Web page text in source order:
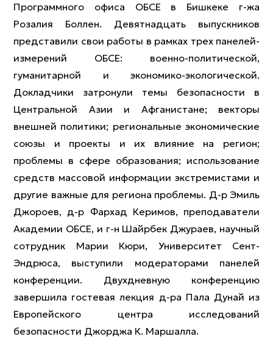
Программного офиса ОБСЕ в Бишкеке г-жа
Розалия Боллен. Девятнадцать выпускников
представили свои работы в рамках трех панелей-
измерений ОБСЕ: военно-политической,
гуманитарной и экономико-экологической.
Докладчики затронули темы безопасности в
Центральной Азии и Афганистане; векторы
внешней политики; региональные экономические
союзы и проекты и их влияние на регион;
проблемы в сфере образования; использование
средств массовой информации экстремистами и
другие важные для региона проблемы. Д-р Эмиль
Джороев, д-р Фархад Керимов, преподаватели
Академии ОБСЕ, и г-н Шайрбек Джураев, научный
сотрудник Марии Кюри, Университет Сент-
Эндрюса, выступили модераторами панелей
конференции. Двухдневную конференцию
завершила гостевая лекция д-ра Пала Дунай из
Европейского центра исследований
безопасности Джорджа К. Маршалла.